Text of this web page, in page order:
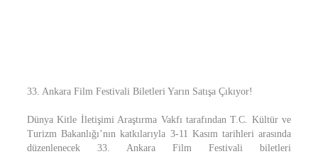
33. Ankara Film Festivali Biletleri Yarın Satışa Çıkıyor!
Dünya Kitle İletişimi Araştırma Vakfı tarafından T.C. Kültür ve
Turizm Bakanlığı’nın katkılarıyla 3-11 Kasım tarihleri arasında
düzenlenecek 33. Ankara Film Festivali biletleri